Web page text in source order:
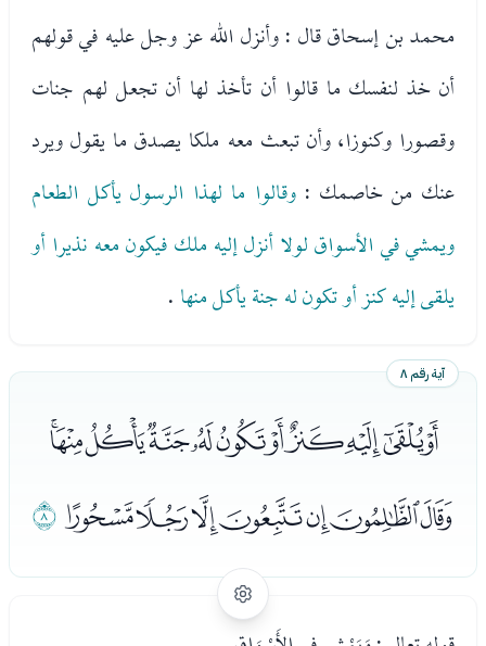
محمد بن إسحاق قال : وأنزل الله عز وجل عليه في قولهم
أن خذ لنفسك ما قالوا أن تأخذ لها أن تجعل لهم جنات
وقصورا وكنوزا، وأن تبعث معه ملكا يصدق ما يقول ويرد
عنك من خاصمك : وقالوا ما لهذا الرسول يأكل الطعام
ويمشي في الأسواق لولا أنزل إليه ملك فيكون معه نذيرا أو
يلقى إليه كنز أو تكون له جنة يأكل منها .
آية رقم ٨
ﮣﮤﮥﮦﮧﮨﮩﮪﮫﮬﮭ
ﮮﮯﮰﮱﯓﯔﯕﯖ